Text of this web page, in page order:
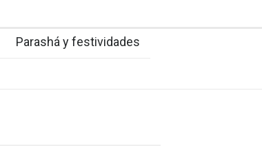
Parashá y festividades